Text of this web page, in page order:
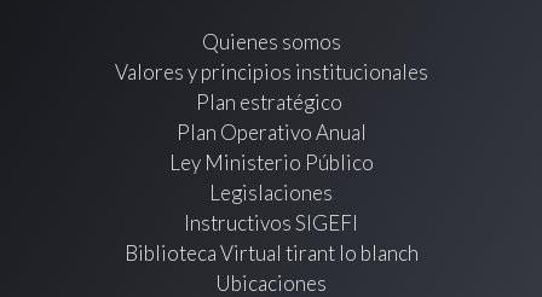
Quienes somos
Valores y principios institucionales
Plan estratégico
Plan Operativo Anual
Ley Ministerio Público
Legislaciones
Instructivos SIGEFI
Biblioteca Virtual tirant lo blanch
Ubicaciones